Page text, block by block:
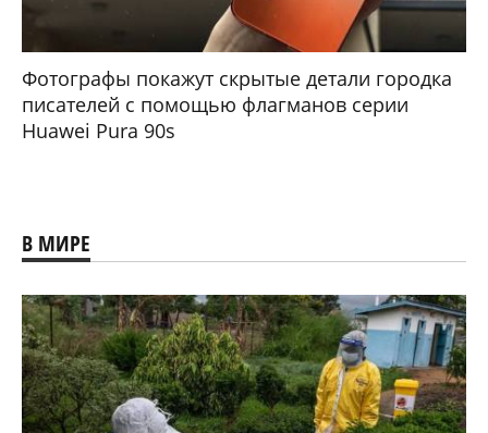
Фотографы покажут скрытые детали городка
писателей с помощью флагманов серии
Huawei Pura 90s
В МИРЕ